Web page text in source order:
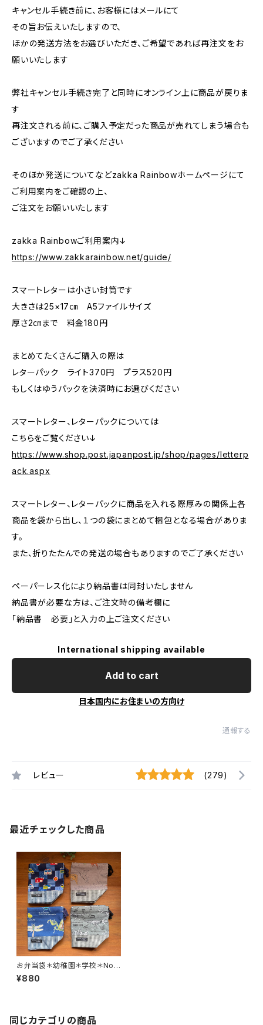
キャンセル手続き前に、お客様にはメールにて
その旨お伝えいたしますので、
ほかの発送方法をお選びいただき、ご希望であれば再注文をお
願いいたします
弊社キャンセル手続き完了と同時にオンライン上に商品が戻りま
す
再注文される前に、ご購入予定だった商品が売れてしまう場合も
ございますのでご了承ください
そのほか発送についてなどzakka Rainbowホームページにて
ご利用案内をご確認の上、
ご注文をお願いいたします
zakka Rainbowご利用案内↓
https://www.zakkarainbow.net/guide/
スマートレターは小さい封筒です
大きさは25×17㎝ A5ファイルサイズ
厚さ2㎝まで 料金180円
まとめてたくさんご購入の際は
レターパック ライト370円 プラス520円
もしくはゆうパックを決済時にお選びください
スマートレター、レターパックについては
こちらをご覧ください↓
https://www.shop.post.japanpost.jp/shop/pages/letterp
ack.aspx
スマートレター、レターパックに商品を入れる際厚みの関係上各
商品を袋から出し、１つの袋にまとめて梱包となる場合がありま
す。
また、折りたたんでの発送の場合もありますのでご了承ください
ペーパーレス化により納品書は同封いたしません
納品書が必要な方は、ご注文時の備考欄に
「納品書 必要」と入力の上ご注文ください
International shipping available
Add to cart
日本国内にお住まいの方向け
通報する
レビュー (279)
最近チェックした商品
お弁当袋＊幼稚園＊学校＊No.
6052＊340.341.342.373＊H
aru＊ru
¥880
同じカテゴリの商品